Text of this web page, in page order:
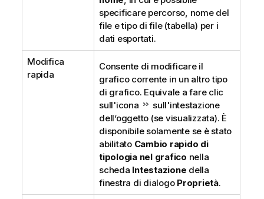
specificare percorso, nome del
file e tipo di file (tabella) per i
dati esportati.
Modifica
rapida
Consente di modificare il
grafico corrente in un altro tipo
di grafico. Equivale a fare clic
sull'icona
sull'intestazione
dell’oggetto (se visualizzata). È
disponibile solamente se è stato
abilitato Cambio rapido di
tipologia nel grafico nella
scheda Intestazione della
finestra di dialogo Proprietà.